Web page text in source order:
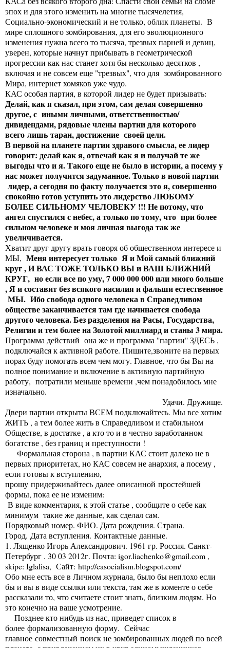
эпох и для этого изменить на многие тысячелетия,
Социально-экономический и не только, облик планеты. В
мире сплошного зомбирования, для его эволюционного
изменения нужна всего то тысяча, трезвых парней и девиц,
уверен, которые начнут прибывать в геометрической
прогрессии как нас станет хотя бы несколько десятков ,
включая и не совсем еще "трезвых", что для зомбированного
Мира, интернет хомяков уже чудо.
КАС особая партия, в которой лидер не будет призывать:
Делай, как я сказал, при этом, сам делая совершенно
другое, с иными личными, ответственностью/
дивидендами, рядовые члены партии для которого
всего лишь таран, достижение своей цели.
В первой на планете партии здравого смысла, ее лидер
говорит: делай как я, отвечай как я и получай те же
выгоды что и я. Такого еще не было в истории, а посему у
нас может получится задуманное. Только в новой партии
лидер, а сегодня по факту получается это я, совершенно
спокойно готов уступить это лидерство ЛЮБОМУ
БОЛЕЕ СИЛЬНОМУ ЧЕЛОВЕКУ !!! Не потому, что
ангел спустился с небес, а только по тому, что при более
сильном человеке и моя личная выгода так же
увеличивается.
Хватит друг другу врать говоря об общественном интересе и
МЫ, Меня интересует только Я и Мой самый ближний
круг , И ВАС ТОЖЕ ТОЛЬКО ВЫ и ВАШ БЛИЖНИЙ
КРУГ, но если все по уму, 7 000 000 000 или много больше
, Я и составит без всякого насилия и фальши естественное
МЫ. Ибо свобода одного человека в Справедливом
обществе заканчивается там где начинается свобода
другого человека. Без разделения на Расы, Государства,
Религии и тем более на Золотой миллиард и станы 3 мира.
Программа действий она же и программа "партии"ЗДЕСЬ ,
подключайся к активной работе. Пишите,звоните на первых
порах буду помогать всем чем могу. Главное, что бы Вы на
полное понимание и включение в активную партийную
работу, потратили меньше времени ,чем понадобилось мне
изначально.
Удачи. Дружище.
Двери партии открыты ВСЕМ подключайтесь. Мы все хотим
ЖИТЬ , а тем более жить в Справедливом и стабильном
Обществе, в достатке , а кто то и в честно заработанном
богатстве , без границ и преступности !
Формальная сторона , в партии КАС стоит далеко не в
первых приоритетах, но КАС совсем не анархия, а посему ,
если готовы к вступлению,
прошу придерживайтесь далее описанной простейшей
формы, пока ее не изменим:
В виде комментария, к этой статье , сообщите о себе как
минимум такие же данные, как сделал сам.
Порядковый номер. ФИО. Дата рождения. Страна.
Город. Дата вступления. Контактные данные.
1. Лященко Игорь Александрович. 1961 гр. Россия. Санкт-
Петербург . 30 03 2012г. Почта: igor.liachenko@gmail.com ,
skipe: Iglalisa, Сайт: http://casocialism.blogspot.com/
Обо мне есть все в Личном журнала, было бы неплохо если
бы и вы в виде ссылки или текста, там же в коменте о себе
рассказали то, что считаете стоит знать, близким людям. Но
это конечно на ваше усмотрение.
Позднее кто нибудь из нас, приведет список в
более формализованную форму. Сейчас
главное совместный поиск не зомбированных людей по всей